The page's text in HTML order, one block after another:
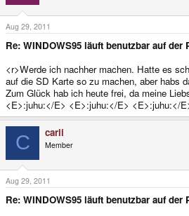
Aug 29, 2011
Re: WINDOWS95 läuft benutzbar auf
<r>Werde ich nachher machen. Hatte es
auf die SD Karte so zu machen, aber habs
Zum Glück hab ich heute frei, da meine
<E>:juhu:</E> <E>:juhu:</E> <E>:juhu:</
C carli
Member
Aug 29, 2011
Re: WINDOWS95 läuft benutzbar auf